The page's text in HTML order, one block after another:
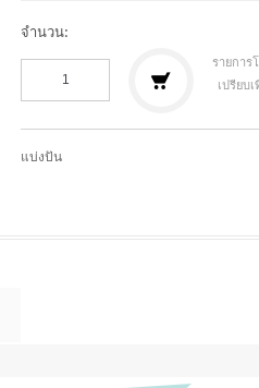
จำนวน:
รายการ
เปรียบเ
แบ่งปัน